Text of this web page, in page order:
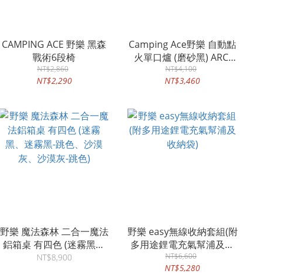
CAMPING ACE 野樂 黑森
戰術6段椅
NT$2,860
NT$2,290
Camping Ace野樂 自動點
火單口爐 (磨砂黑) ARC-
2022i-B 附收納袋
NT$4,100
NT$3,460
野樂 魔法森林 二合一魔法
鋁箱桌 有四色 (迷霧黑、
迷霧黑-跳色、沙漠灰、沙
NT$8,900
野樂 easy無線收納套組(附
多用途鋰電充氣幫浦及收
納袋)
NT$6,600
NT$5,280